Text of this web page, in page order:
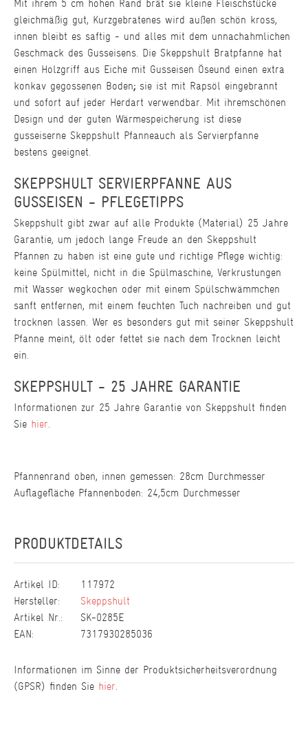
Mit ihrem 5 cm hohen Rand brät sie kleine Fleischstücke
gleichmäßig gut, Kurzgebratenes wird außen schön kross,
innen bleibt es saftig - und alles mit dem unnachahmlichen
Geschmack des Gusseisens. Die Skeppshult Bratpfanne hat
einen Holzgriff aus Eiche mit Gusseisen Öseund einen extra
konkav gegossenen Boden; sie ist mit Rapsöl eingebrannt
und sofort auf jeder Herdart verwendbar. Mit ihremschönen
Design und der guten Wärmespeicherung ist diese
gusseiserne Skeppshult Pfanneauch als Servierpfanne
bestens geeignet.
SKEPPSHULT SERVIERPFANNE AUS
GUSSEISEN - PFLEGETIPPS
Skeppshult gibt zwar auf alle Produkte (Material) 25 Jahre
Garantie, um jedoch lange Freude an den Skeppshult
Pfannen zu haben ist eine gute und richtige Pflege wichtig:
keine Spülmittel, nicht in die Spülmaschine, Verkrustungen
mit Wasser wegkochen oder mit einem Spülschwämmchen
sanft entfernen, mit einem feuchten Tuch nachreiben und gut
trocknen lassen. Wer es besonders gut mit seiner Skeppshult
Pfanne meint, ölt oder fettet sie nach dem Trocknen leicht
ein.
SKEPPSHULT - 25 JAHRE GARANTIE
Informationen zur 25 Jahre Garantie von Skeppshult finden
Sie hier.
Pfannenrand oben, innen gemessen: 28cm Durchmesser
Auflagefläche Pfannenboden: 24,5cm Durchmesser
PRODUKTDETAILS
Artikel ID:
117972
Hersteller:
Skeppshult
Artikel Nr.:
SK-0285E
EAN:
7317930285036
Informationen im Sinne der Produktsicherheitsverordnung
(GPSR) finden Sie hier.